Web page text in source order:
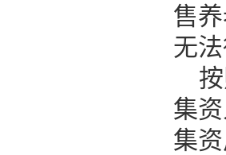
售
无
集
集